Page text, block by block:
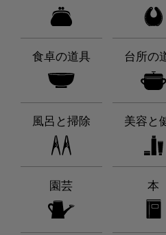
食卓の道具 台所の
風呂と掃除 美容と
園芸 本